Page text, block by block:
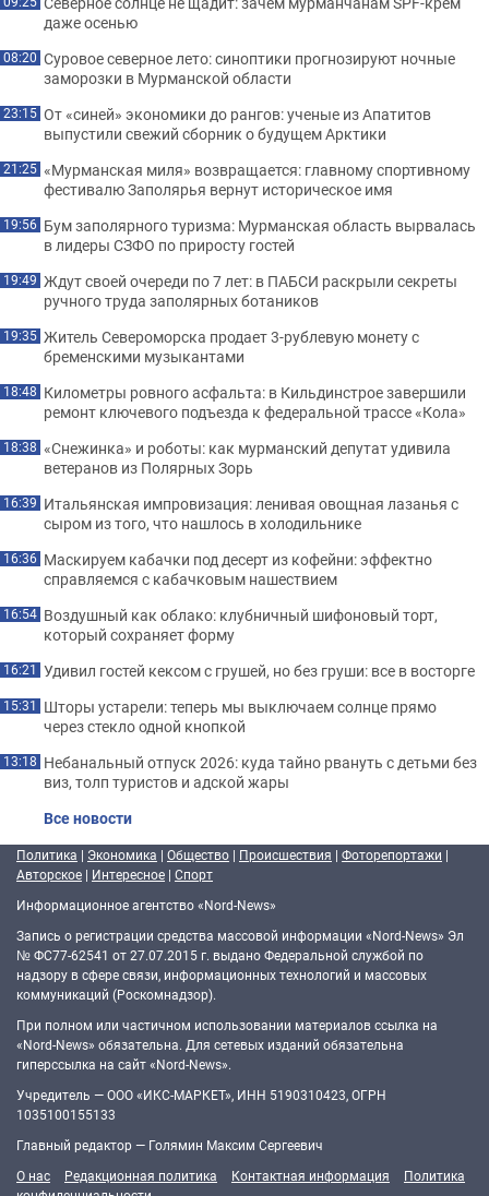
даже осенью
08:20 Суровое северное лето: синоптики прогнозируют ночные
заморозки в Мурманской области
23:15 От «синей» экономики до рангов: ученые из Апатитов
выпустили свежий сборник о будущем Арктики
21:25 «Мурманская миля» возвращается: главному спортивному
фестивалю Заполярья вернут историческое имя
19:56 Бум заполярного туризма: Мурманская область вырвалась
в лидеры СЗФО по приросту гостей
19:49 Ждут своей очереди по 7 лет: в ПАБСИ раскрыли секреты
ручного труда заполярных ботаников
19:35 Житель Североморска продает 3-рублевую монету с
бременскими музыкантами
18:48 Километры ровного асфальта: в Кильдинстрое завершили
ремонт ключевого подъезда к федеральной трассе «Кола»
18:38 «Снежинка» и роботы: как мурманский депутат удивила
ветеранов из Полярных Зорь
16:39 Итальянская импровизация: ленивая овощная лазанья с
сыром из того, что нашлось в холодильнике
16:36 Маскируем кабачки под десерт из кофейни: эффектно
справляемся с кабачковым нашествием
16:54 Воздушный как облако: клубничный шифоновый торт,
который сохраняет форму
16:21 Удивил гостей кексом с грушей, но без груши: все в восторге
15:31 Шторы устарели: теперь мы выключаем солнце прямо
через стекло одной кнопкой
13:18 Небанальный отпуск 2026: куда тайно рвануть с детьми без
виз, толп туристов и адской жары
Все новости
Политика | Экономика | Общество | Происшествия | Фоторепортажи |
Авторское | Интересное | Спорт
Информационное агентство «Nord-News»
Запись о регистрации средства массовой информации «Nord-News» Эл
№ ФС77-62541 от 27.07.2015 г. выдано Федеральной службой по
надзору в сфере связи, информационных технологий и массовых
коммуникаций (Роскомнадзор).
При полном или частичном использовании материалов ссылка на
«Nord-News» обязательна. Для сетевых изданий обязательна
гиперссылка на сайт «Nord-News».
Учредитель — ООО «ИКС-МАРКЕТ», ИНН 5190310423, ОГРН
1035100155133
Главный редактор — Голямин Максим Сергеевич
О нас
Редакционная политика Контактная информация
Политика